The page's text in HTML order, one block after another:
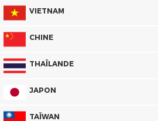
VIETNAM
CHINE
THAÏLANDE
JAPON
TAÏWAN